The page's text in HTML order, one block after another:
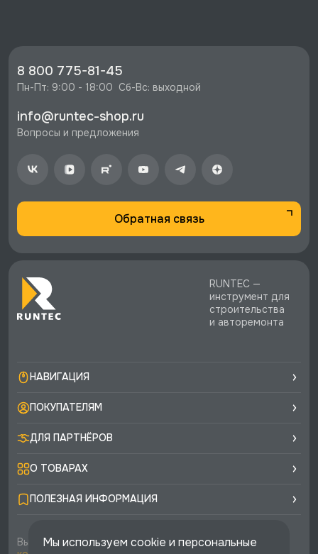
⚡️ Бесплатная доставка в Москве, Санкт-
Петербурге и по РФ, если она меньше 10%
♥️ Наличие товаров, Программа лояльности,
8 800 775-81-45
Пн-Пт: 9:00 - 18:00  Сб-Вс: выходной
info@runtec-shop.ru
Вопросы и предложения
Обратная связь
RUNTEC —
инструмент для
строительства
и авторемонта
НАВИГАЦИЯ
ПОКУПАТЕЛЯМ
ДЛЯ ПАРТНЁРОВ
О ТОВАРАХ
ПОЛЕЗНАЯ ИНФОРМАЦИЯ
Вы соглашаетесь с условиямиполитики
Мы используем cookie и персональные